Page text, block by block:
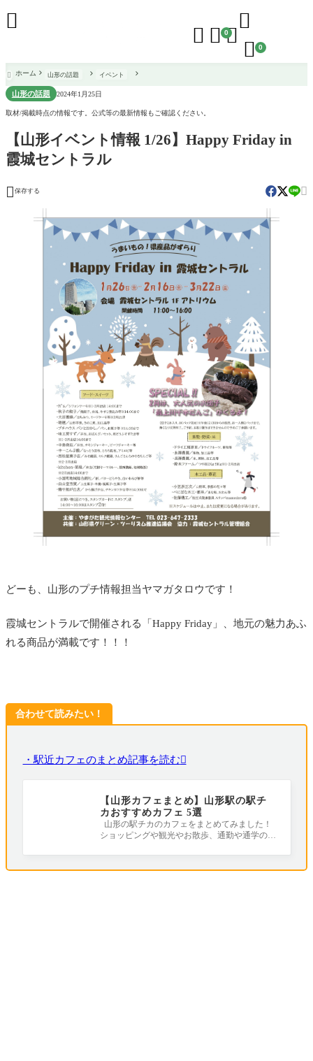
  0

 0

 ホーム 山形の話題 イベント
山形の話題 2024年1月25日
取材/掲載時点の情報です。公式等の最新情報もご確認ください。
【山形イベント情報 1/26】Happy Friday in
霞城セントラル
 保存する 
どーも、山形のプチ情報担当ヤマガタロウです！
霞城セントラルで開催される「Happy Friday」、地元の魅力あふ
れる商品が満載です！！！
合わせて読みたい！
・駅近カフェのまとめ記事を読む
【山形カフェまとめ】山形駅の駅チ
カおすすめカフェ 5選
山形の駅チカのカフェをまとめてみました！
ショッピングや観光やお散歩、通勤や通学の合